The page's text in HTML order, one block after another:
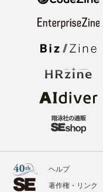
ヘルプ
著作権・リンク